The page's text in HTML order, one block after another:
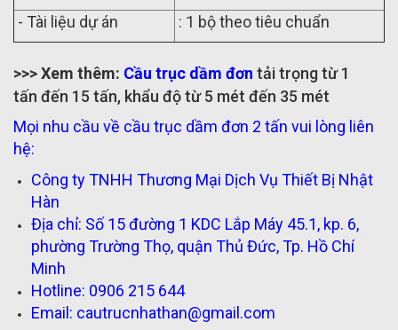
- Tài liệu dự án
: 1 bộ theo tiêu chuẩn
>>> Xem thêm: Cầu trục dầm đơn tải trọng từ 1
tấn đến 15 tấn, khẩu độ từ 5 mét đến 35 mét
Mọi nhu cầu về cầu trục dầm đơn 2 tấn vui lòng liên
hệ:
Công ty TNHH Thương Mại Dịch Vụ Thiết Bị Nhật
Hàn
Địa chỉ: Số 15 đường 1 KDC Lắp Máy 45.1, kp. 6,
phường Trường Thọ, quận Thủ Đức, Tp. Hồ Chí
Minh
Hotline: 0906 215 644
Email: cautrucnhathan@gmail.com